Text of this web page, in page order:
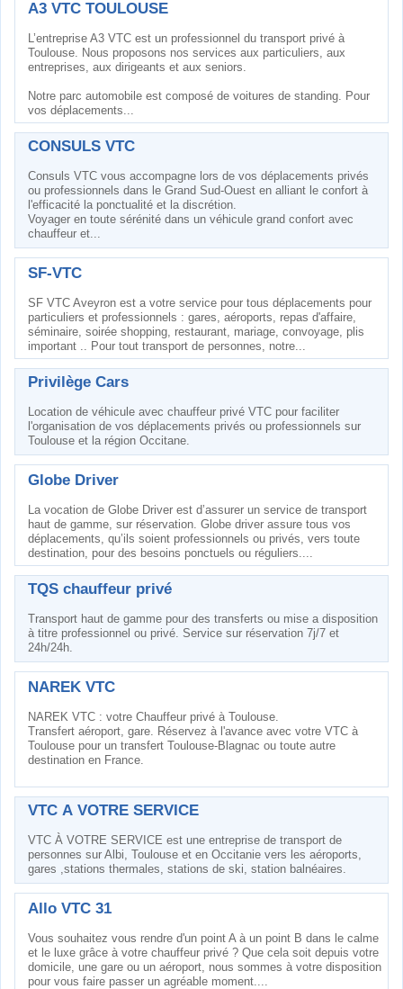
A3 VTC TOULOUSE
L’entreprise A3 VTC est un professionnel du transport privé à
Toulouse. Nous proposons nos services aux particuliers, aux
entreprises, aux dirigeants et aux seniors.
Notre parc automobile est composé de voitures de standing. Pour
vos déplacements...
CONSULS VTC
Consuls VTC vous accompagne lors de vos déplacements privés
ou professionnels dans le Grand Sud-Ouest en alliant le confort à
l'efficacité la ponctualité et la discrétion.
Voyager en toute sérénité dans un véhicule grand confort avec
chauffeur et...
SF-VTC
SF VTC Aveyron est a votre service pour tous déplacements pour
particuliers et professionnels : gares, aéroports, repas d'affaire,
séminaire, soirée shopping, restaurant, mariage, convoyage, plis
important .. Pour tout transport de personnes, notre...
Privilège Cars
Location de véhicule avec chauffeur privé VTC pour faciliter
l'organisation de vos déplacements privés ou professionnels sur
Toulouse et la région Occitane.
Globe Driver
La vocation de Globe Driver est d’assurer un service de transport
haut de gamme, sur réservation. Globe driver assure tous vos
déplacements, qu’ils soient professionnels ou privés, vers toute
destination, pour des besoins ponctuels ou réguliers....
TQS chauffeur privé
Transport haut de gamme pour des transferts ou mise a disposition
à titre professionnel ou privé. Service sur réservation 7j/7 et
24h/24h.
NAREK VTC
NAREK VTC : votre Chauffeur privé à Toulouse.
Transfert aéroport, gare. Réservez à l'avance avec votre VTC à
Toulouse pour un transfert Toulouse-Blagnac ou toute autre
destination en France.
VTC À VOTRE SERVICE
VTC À VOTRE SERVICE est une entreprise de transport de
personnes sur Albi, Toulouse et en Occitanie vers les aéroports,
gares ,stations thermales, stations de ski, station balnéaires.
Allo VTC 31
Vous souhaitez vous rendre d'un point A à un point B dans le calme
et le luxe grâce à votre chauffeur privé ? Que cela soit depuis votre
domicile, une gare ou un aéroport, nous sommes à votre disposition
pour vous faire passer un agréable moment....